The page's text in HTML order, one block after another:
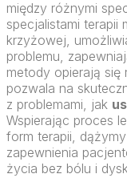
między różnymi
specjalistami terapii
krzyżowej,
problemu,
metody opierają
pozwala na
z problemami, jak
Wspierając proces
form terapii,
zapewnienia
życia bez bólu i